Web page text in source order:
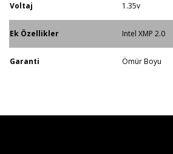
Voltaj 1.35v
Ek Özellikler Intel XMP 2.0
Garanti Ömür Boyu